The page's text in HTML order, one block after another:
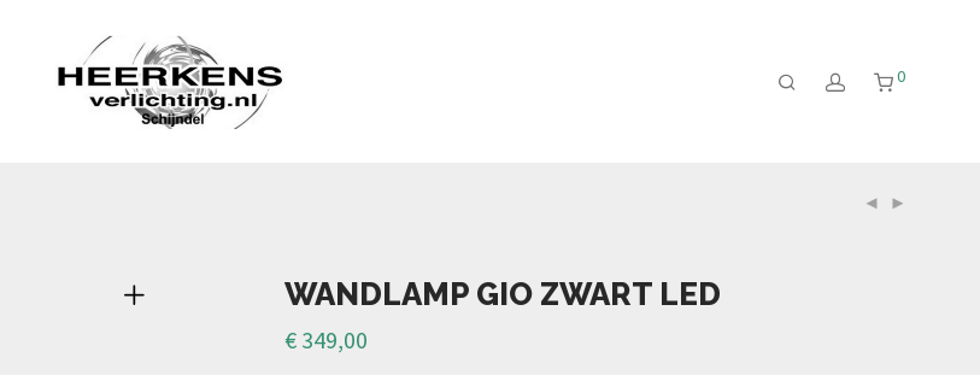
0
WANDLAMP GIO ZWART LED
€ 349,00